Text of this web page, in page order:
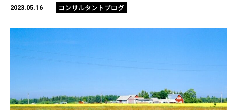
2023.05.16 コンサルタントブログ